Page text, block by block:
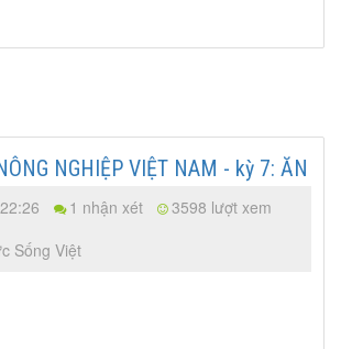
NGHIỆP VIỆT NAM - kỳ 7: ĂN
1 nhận xét
3598 lượt xem
Sống Việt